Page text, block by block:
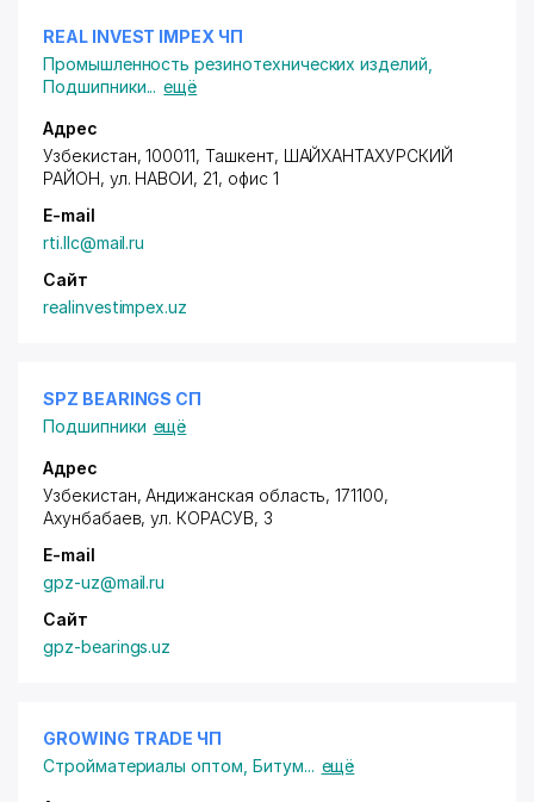
REAL INVEST IMPEX ЧП
Промышленность резинотехнических изделий
Подшипники... ещё
Адрес
Узбекистан, 100011, Ташкент, ШАЙХАНТАХУРСКИЙ
РАЙОН, ул. НАВОИ, 21, офис 1
E-mail
rti.llc@mail.ru
Сайт
realinvestimpex.uz
SPZ BEARINGS СП
Подшипники ещё
Адрес
Узбекистан, Андижанская область, 171100,
Ахунбабаев,ул. КОРАСУВ, 3
E-mail
gpz-uz@mail.ru
Сайт
gpz-bearings.uz
GROWING TRADE ЧП
Стройматериалы оптом Битум... ещё